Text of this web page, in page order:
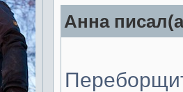
Анна